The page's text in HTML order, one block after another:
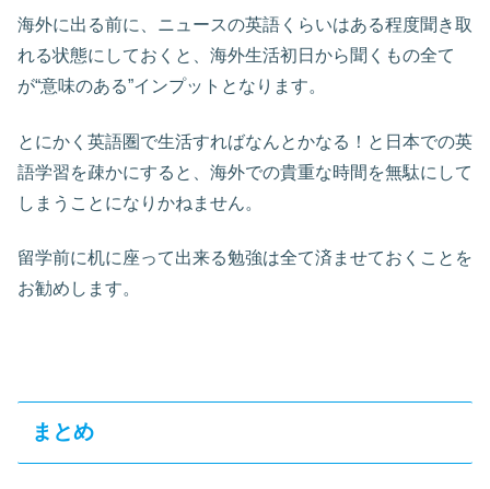
海外に出る前に、ニュースの英語くらいはある程度聞き取
れる状態にしておくと、海外生活初日から聞くもの全て
が“意味のある”インプットとなります。
とにかく英語圏で生活すればなんとかなる！と日本での英
語学習を疎かにすると、海外での貴重な時間を無駄にして
しまうことになりかねません。
留学前に机に座って出来る勉強は全て済ませておくことを
お勧めします。
まとめ